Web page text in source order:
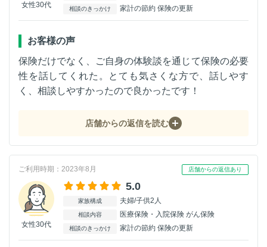
女性30代 相談のきっかけ 家計の節約 保険の更新
お客様の声
保険だけでなく、ご自身の体験談を通じて保険の必要
性を話してくれた。とても気さくな方で、話しやす
く、相談しやすかったので良かったです！
店舗からの返信を読む
ご利用時期：2023年8月 店舗からの返信あり
女性30代
5.0
家族構成 夫婦/子供2人
相談内容 医療保険・入院保険 がん保険
相談のきっかけ 家計の節約 保険の更新